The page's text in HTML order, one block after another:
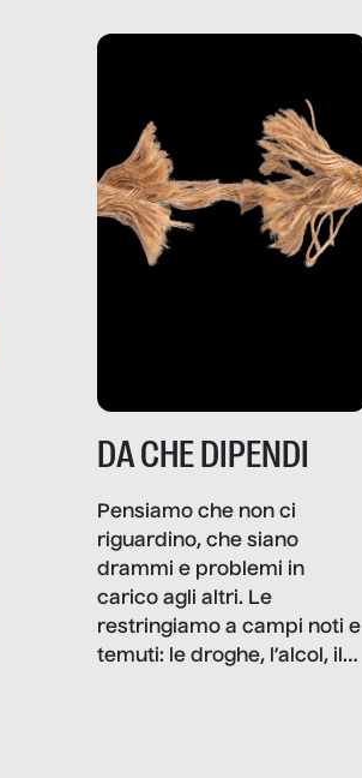
DA CHE DIPENDI
Pensiamo che non ci
riguardino, che siano
drammi e problemi in
carico agli altri. Le
restringiamo a campi noti e
temuti: le droghe, l’alcol, il